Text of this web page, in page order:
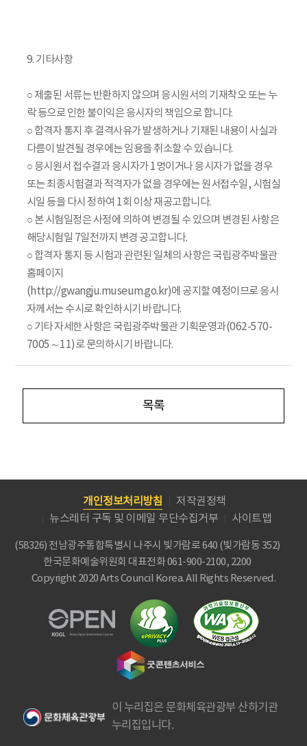
9. 기타사항
○ 제출된 서류는 반환하지 않으며 응시원서의 기재착오 또는 누
락 등으로 인한 불이익은 응시자의 책임으로 합니다.
○ 합격자 통지 후 결격사유가 발생하거나 기재된 내용이 사실과
다름이 발견될 경우에는 임용을 취소할 수 있습니다.
○ 응시원서 접수결과 응시자가 1명이거나 응시자가 없을 경우
또는 최종시험결과 적격자가 없을 경우에는 원서접수일, 시험실
시일 등을 다시 정하여 1회 이상 재공고합니다.
○ 본 시험일정은 사정에 의하여 변경될 수 있으며 변경된 사항은
해당시험일 7일전까지 변경 공고합니다.
○ 합격자 통지 등 시험과 관련된 일체의 사항은 국립광주박물관
홈페이지
(http://gwangju.museum.go.kr)에 공지할 예정이므로 응시
자께서는 수시로 확인하시기 바랍니다.
○ 기타 자세한 사항은 국립광주박물관 기획운영과(062-570-
7005～11)로 문의하시기 바랍니다.
목록
개인정보처리방침
저작권정책
뉴스레터 구독 및 이메일 무단수집거부
사이트맵
(58326) 전남광주통합특별시 나주시 빛가람로 640 (빛가람동 352)
한국문화예술위원회 대표전화 061-900-2100, 2200
Copyright 2020 Arts Council Korea. All Rights Reserved.
이 누리집은 문화체육관광부 산하기관
누리집입니다.